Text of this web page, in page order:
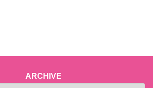
ARCHIVE